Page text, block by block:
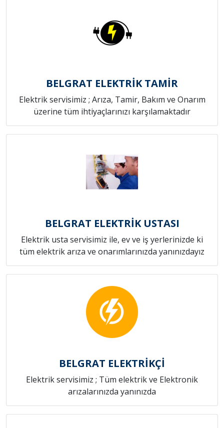
BELGRAT ELEKTRİK TAMİR
Elektrik servisimiz ; Arıza, Tamir, Bakım ve Onarım
üzerine tüm ihtiyaçlarınızı karşılamaktadır
BELGRAT ELEKTRİK USTASI
Elektrik usta servisimiz ile, ev ve iş yerlerinizde ki
tüm elektrik arıza ve onarımlarınızda yanınızdayız
BELGRAT ELEKTRİKÇİ
Elektrik servisimiz ; Tüm elektrik ve Elektronik
arızalarınızda yanınızda